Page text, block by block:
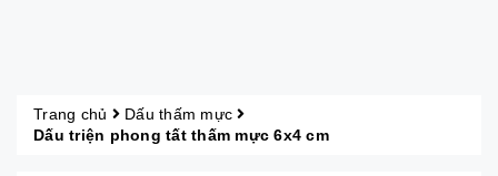
Trang chủ
Dấu thấm mực
Dấu triện phong tất thấm mực 6x4 cm